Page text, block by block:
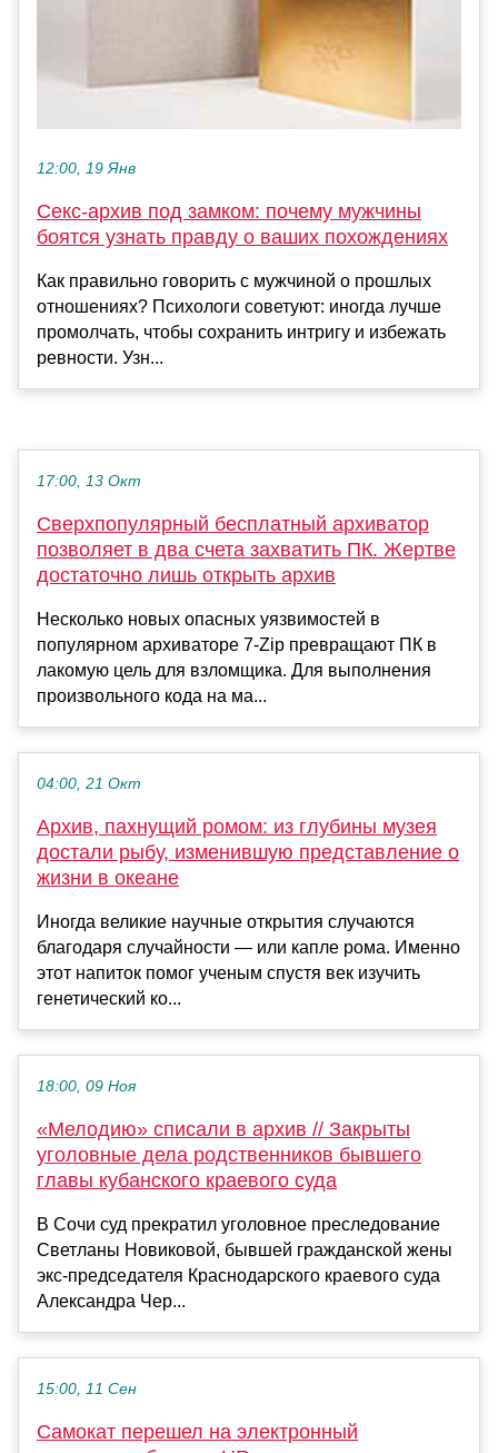
12:00, 19 Янв
Секс-архив под замком: почему мужчины
боятся узнать правду о ваших похождениях
Как правильно говорить с мужчиной о прошлых
отношениях? Психологи советуют: иногда лучше
промолчать, чтобы сохранить интригу и избежать
ревности. Узн...
17:00, 13 Окт
Сверхпопулярный бесплатный архиватор
позволяет в два счета захватить ПК. Жертве
достаточно лишь открыть архив
Несколько новых опасных уязвимостей в
популярном архиваторе 7-Zip превращают ПК в
лакомую цель для взломщика. Для выполнения
произвольного кода на ма...
04:00, 21 Окт
Архив, пахнущий ромом: из глубины музея
достали рыбу, изменившую представление о
жизни в океане
Иногда великие научные открытия случаются
благодаря случайности — или капле рома. Именно
этот напиток помог ученым спустя век изучить
генетический ко...
18:00, 09 Ноя
«Мелодию» списали в архив // Закрыты
уголовные дела родственников бывшего
главы кубанского краевого суда
В Сочи суд прекратил уголовное преследование
Светланы Новиковой, бывшей гражданской жены
экс-председателя Краснодарского краевого суда
Александра Чер...
15:00, 11 Сен
Самокат перешел на электронный